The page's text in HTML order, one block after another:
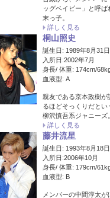
ッグベイビー」と呼ば
末っ子。
詳しく見る
桐山照史
誕生日: 1989年8月31日
入所日:2002年7月
身長/ 体重: 174cm/
血液型: A
親友である京本政樹が
るほどそっくりだとい
柳沢慎吾系ジャニーズ。
詳しく見る
藤井流星
誕生日: 1993年8月18日
入所日:2006年10月
身長/ 体重: 179cm/
血液型: B
メンバーの中間淳太が